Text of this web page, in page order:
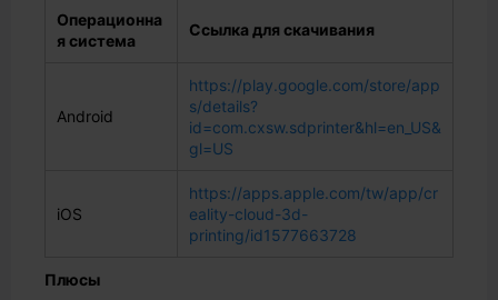
Операционна
я система
Ссылка для скачивания
Android
https://play.google.com/store/app
s/details?
id=com.cxsw.sdprinter&hl=en_US&
gl=US
iOS
https://apps.apple.com/tw/app/cr
eality-cloud-3d-
printing/id1577663728
Плюсы